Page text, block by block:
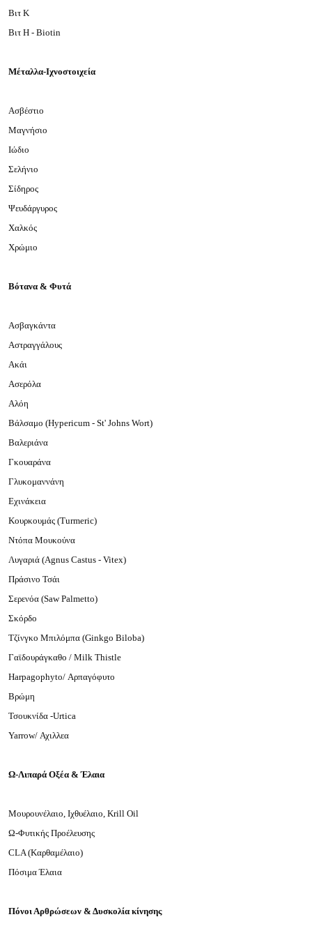
Βιτ Κ
Βιτ Η - Biotin
Μέταλλα-Ιχνοστοιχεία
Ασβέστιο
Μαγνήσιο
Ιώδιο
Σελήνιο
Σίδηρος
Ψευδάργυρος
Χαλκός
Χρώμιο
Βότανα & Φυτά
Ασβαγκάντα
Αστραγγάλους
Ακάι
Ασερόλα
Αλόη
Βάλσαμο (Hypericum - St' Johns Wort)
Βαλεριάνα
Γκουαράνα
Γλυκομαννάνη
Εχινάκεια
Κουρκουμάς (Turmeric)
Ντόπα Μουκούνα
Λυγαριά (Agnus Castus - Vitex)
Πράσινο Τσάι
Σερενόα (Saw Palmetto)
Σκόρδο
Τζίνγκο Μπιλόμπα (Ginkgo Biloba)
Γαϊδουράγκαθο / Milk Thistle
Harpagophyto/ Αρπαγόφυτο
Βρώμη
Τσουκνίδα -Urtica
Yarrow/ Αχιλλεα
Ω-Λιπαρά Οξέα & Έλαια
Μουρουνέλαιο, Ιχθυέλαιο, Krill Oil
Ω-Φυτικής Προέλευσης
CLA (Καρθαμέλαιο)
Πόσιμα Έλαια
Πόνοι Αρθρώσεων & Δυσκολία κίνησης